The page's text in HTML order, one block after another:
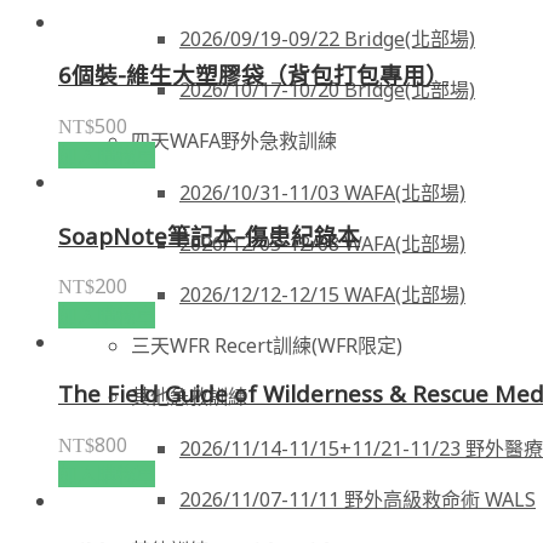
2026/09/19-09/22 Bridge(北部場)
2026/10/17-10/20 Bridge(北部場)
四天WAFA野外急救訓練
2026/10/31-11/03 WAFA(北部場)
2026/12/05-12/08 WAFA(北部場)
2026/12/12-12/15 WAFA(北部場)
三天WFR Recert訓練(WFR限定)
其他急救訓練
2026/11/14-11/15+11/21-11/23 野外醫
2026/11/07-11/11 野外高級救命術 WALS
6個裝-維生大塑膠袋（背包打包專用）
NT$500
SoapNote筆記本-傷患紀錄本
NT$200
The Field Guide of Wilderness & Rescue
NT$800